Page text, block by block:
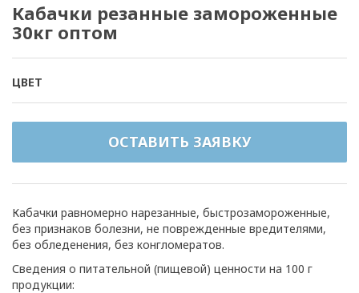
Кабачки резанные замороженные
30кг оптом
ЦВЕТ
ОСТАВИТЬ ЗАЯВКУ
Кабачки равномерно нарезанные, быстрозамороженные,
без признаков болезни, не поврежденные вредителями,
без обледенения, без конгломератов.
Сведения о питательной (пищевой) ценности на 100 г
продукции: